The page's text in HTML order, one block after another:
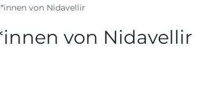
von Nidavellir
von Nidavellir